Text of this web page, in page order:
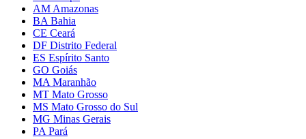
AM Amazonas
BA Bahia
CE Ceará
DF Distrito Federal
ES Espírito Santo
GO Goiás
MA Maranhão
MT Mato Grosso
MS Mato Grosso do Sul
MG Minas Gerais
PA Pará